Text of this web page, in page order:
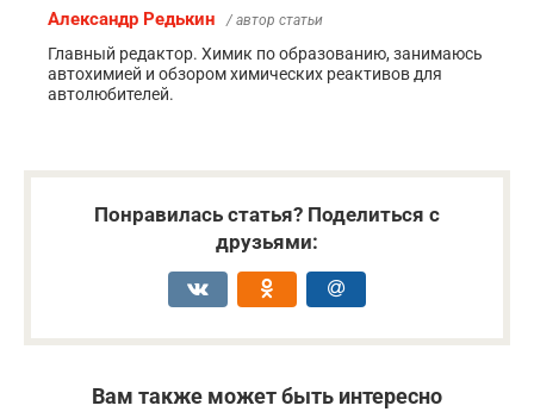
Александр Редькин / автор статьи
Главный редактор. Химик по образованию, занимаюсь
автохимией и обзором химических реактивов для
автолюбителей.
Понравилась статья? Поделиться с
друзьями:
Вам также может быть интересно